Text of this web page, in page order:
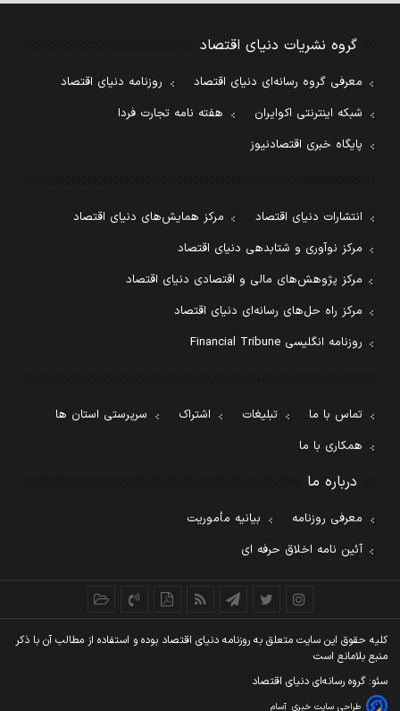
گروه نشریات دنیای اقتصاد
معرفی گروه رسانه‌ای دنیای اقتصاد
روزنامه دنیای اقتصاد
شبکه اینترنتی اکوایران
هفته نامه تجارت فردا
پایگاه خبری اقتصادنیوز
انتشارات دنیای اقتصاد
مرکز همایش‌های دنیای اقتصاد
مرکز نوآوری و شتابدهی دنیای اقتصاد
مرکز پژوهش‌های مالی و اقتصادی دنیای اقتصاد
مرکز راه حل‌های رسانه‌ای دنیای اقتصاد
روزنامه انگلیسی Financial Tribune
تماس با ما تبلیغات اشتراک
سرپرستی استان ها
همکاری با ما
درباره ما
معرفی روزنامه
بیانیه مأموریت
آئین نامه اخلاق حرفه ای
کليه حقوق اين سايت متعلق به روزنامه دنيای اقتصاد بوده و استفاده از مطالب آن با ذکر
منبع بلامانع است
سئو: گروه رسانه‌ای دنیای اقتصاد
طراحی سایت خبری آسام